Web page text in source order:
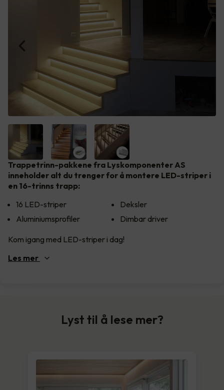
Trappetrinn-pakkene fra Lyskomponenter AS
inneholder alt du trenger for å montere LED-striper i
en 16-trinns trapp:
16 LED-striper
Aluminiumsprofiler
Deksler
Dimbar driver
Kom igang med LED-striper i dag!
Les mer
Lyst til å lese mer?